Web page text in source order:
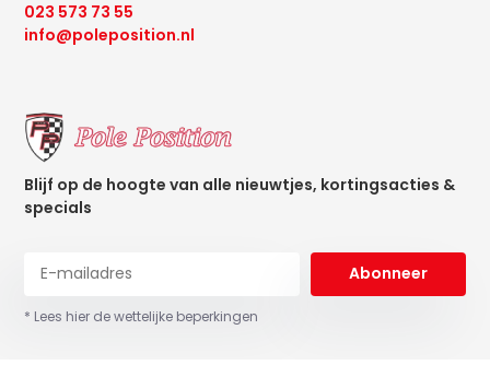
023 573 73 55
info@poleposition.nl
Blijf op de hoogte van alle nieuwtjes, kortingsacties &
specials
Abonneer
* Lees hier de wettelijke beperkingen